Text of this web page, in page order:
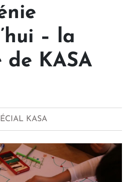
– la
de KASA
KASA